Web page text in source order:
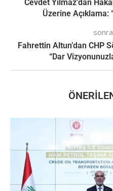
Cevdet Yılmaz’dan
Üzerine Açıklama:
Fahrettin Altun’dan CHP
“Dar